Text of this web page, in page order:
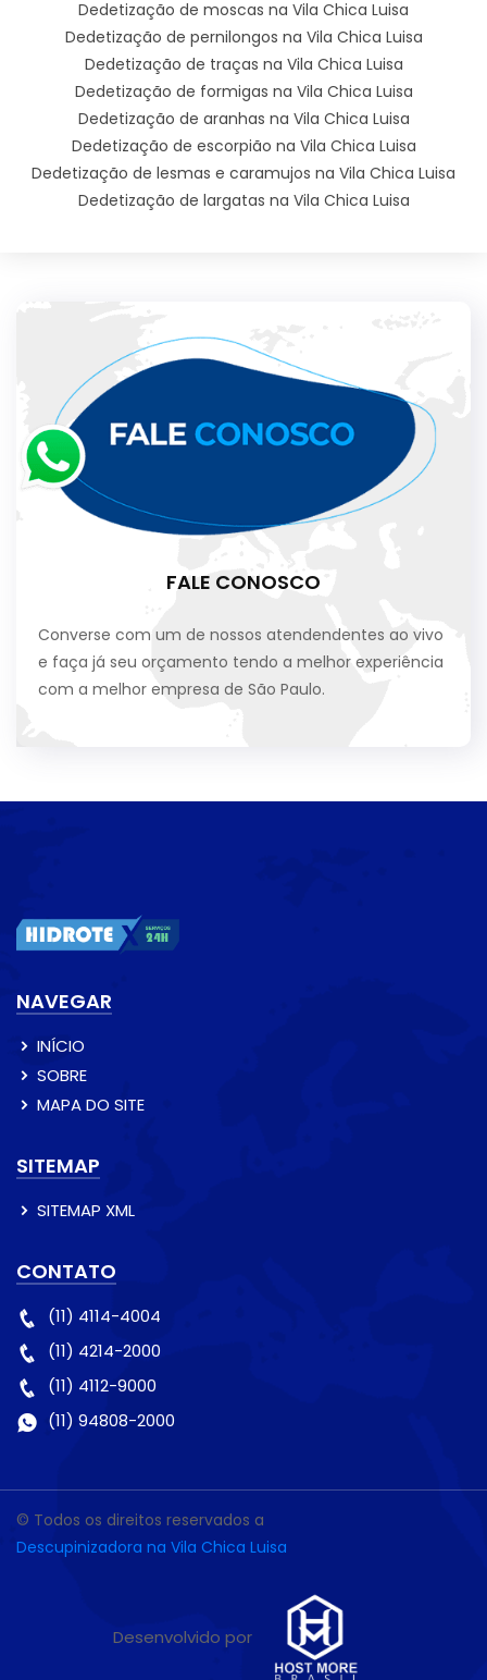
Dedetização de moscas na Vila Chica Luisa
Dedetização de pernilongos na Vila Chica Luisa
Dedetização de traças na Vila Chica Luisa
Dedetização de formigas na Vila Chica Luisa
Dedetização de aranhas na Vila Chica Luisa
Dedetização de escorpião na Vila Chica Luisa
Dedetização de lesmas e caramujos na Vila Chica Luisa
Dedetização de largatas na Vila Chica Luisa
FALE CONOSCO
Converse com um de nossos atendendentes ao vivo
e faça já seu orçamento tendo a melhor experiência
com a melhor empresa de São Paulo.
NAVEGAR
INÍCIO
SOBRE
MAPA DO SITE
SITEMAP
SITEMAP XML
CONTATO
(11) 4114-4004
(11) 4214-2000
(11) 4112-9000
(11) 94808-2000
© Todos os direitos reservados a
Descupinizadora na Vila Chica Luisa
Desenvolvido por